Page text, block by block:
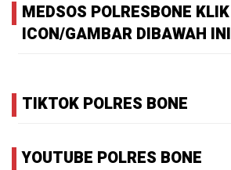
MEDSOS POLRESBONE KLIK
ICON/GAMBAR DIBAWAH INI
TIKTOK POLRES BONE
YOUTUBE POLRES BONE